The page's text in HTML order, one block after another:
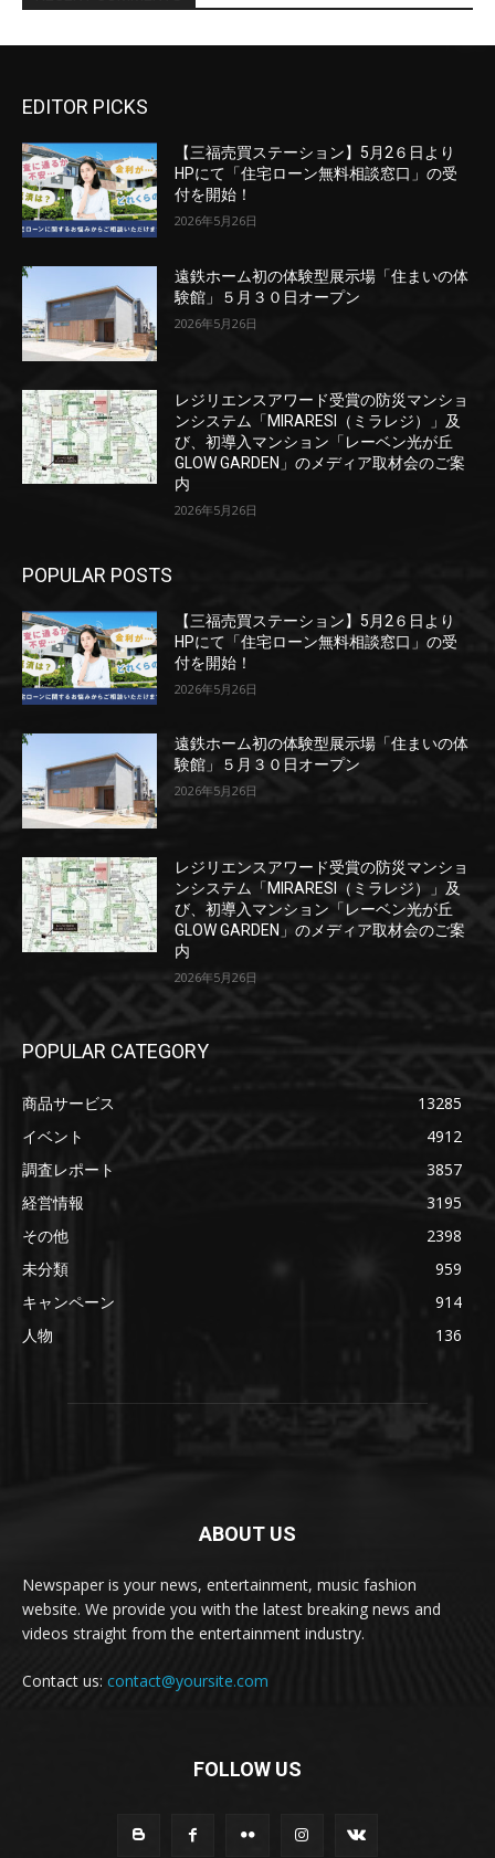
EDITOR PICKS
【三福売買ステーション】5月2６日より
HPにて「住宅ローン無料相談窓口」の受
付を開始！
2026年5月26日
遠鉄ホーム初の体験型展示場「住まいの体
験館」５月３０日オープン
2026年5月26日
レジリエンスアワード受賞の防災マンショ
ンシステム「MIRARESI（ミラレジ）」及
び、初導入マンション「レーベン光が丘
GLOW GARDEN」のメディア取材会のご案
内
2026年5月26日
POPULAR POSTS
【三福売買ステーション】5月2６日より
HPにて「住宅ローン無料相談窓口」の受
付を開始！
2026年5月26日
遠鉄ホーム初の体験型展示場「住まいの体
験館」５月３０日オープン
2026年5月26日
レジリエンスアワード受賞の防災マンショ
ンシステム「MIRARESI（ミラレジ）」及
び、初導入マンション「レーベン光が丘
GLOW GARDEN」のメディア取材会のご案
内
2026年5月26日
POPULAR CATEGORY
商品サービス
13285
イベント
4912
調査レポート
3857
経営情報
3195
その他
2398
未分類
959
キャンペーン
914
人物
136
ABOUT US
Newspaper is your news, entertainment, music fashion
website. We provide you with the latest breaking news and
videos straight from the entertainment industry.
Contact us: contact@yoursite.com
FOLLOW US